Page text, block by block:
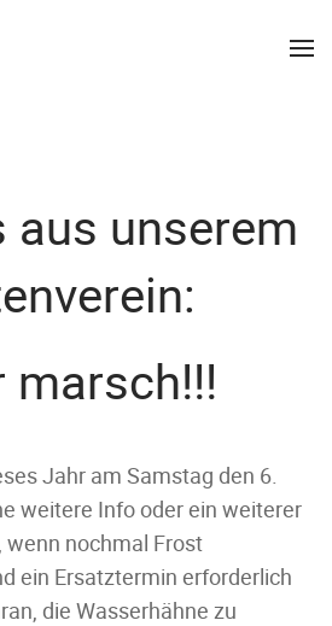
aus unserem
marsch!!!
Jahr am Samstag den 6.
weitere Info oder ein weiterer
nochmal Frost
ein Ersatztermin erforderlich
die Wasserhähne zu